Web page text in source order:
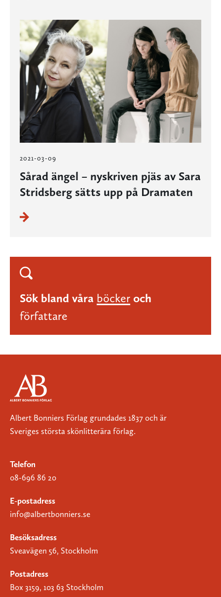
2021-03-09
Sårad ängel – nyskriven pjäs av Sara
Stridsberg sätts upp på Dramaten
Sök bland våra böcker och
författare
Albert Bonniers Förlag grundades 1837 och är
Sveriges största skönlitterära förlag.
Telefon
08-696 86 20
E-postadress
info@albertbonniers.se
Besöksadress
Sveavägen 56, Stockholm
Postadress
Box 3159, 103 63 Stockholm